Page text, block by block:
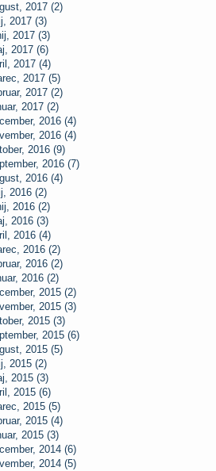
2017 (2)
2017 (3)
2017 (3)
2017 (6)
2017 (4)
2017 (5)
2017 (2)
2017 (2)
2016 (4)
2016 (4)
2016 (9)
2016 (7)
2016 (4)
2016 (2)
2016 (2)
2016 (3)
2016 (4)
2016 (2)
2016 (2)
2016 (2)
2015 (2)
2015 (3)
2015 (3)
2015 (6)
2015 (5)
2015 (2)
2015 (3)
2015 (6)
2015 (5)
2015 (4)
2015 (3)
2014 (6)
2014 (5)